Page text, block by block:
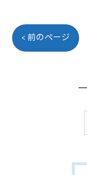
< 前のページ